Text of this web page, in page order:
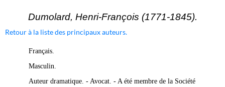
Dumolard, Henri-François (1771-1845).
Retour à la liste des principaux auteurs.
Français.
Masculin.
Auteur dramatique. - Avocat. - A été membre de la Société